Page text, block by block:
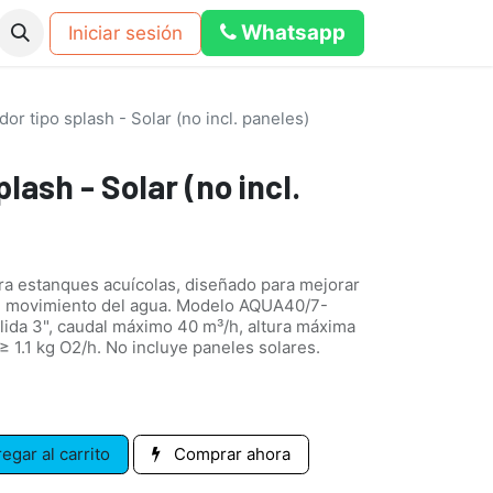
Eventos Blog Foro calculadora dosificacion
Iniciar sesión Whats​​a​​​​p​​​​​​​​​​​​​​p
tipo splash - Solar (no incl. paneles)
- Solar (no incl.
estanques acuícolas, diseñado para mejorar
del agua. Modelo AQUA40/7-
3", caudal máximo 40 m³/h, altura máxima
1.1 kg O2/h. No incluye paneles solares.
al carrito Comprar ahora